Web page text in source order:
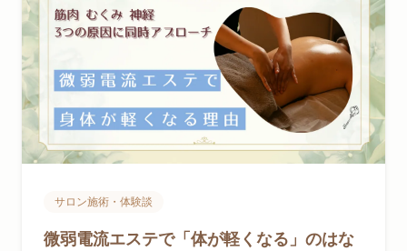
サロン施術・体験談
微弱電流エステで「体が軽くなる」のはな